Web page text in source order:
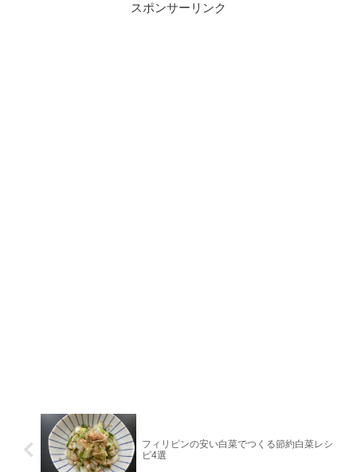
スポンサーリンク
フィリピンの安い白菜でつくる節約白菜レシ
ピ4選